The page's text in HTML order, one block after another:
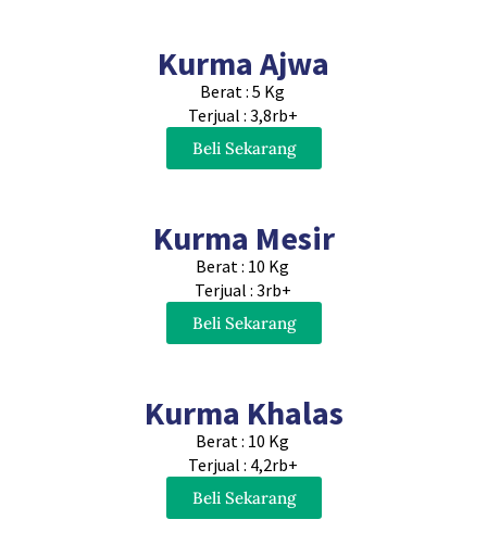
Kurma Ajwa
Berat : 5 Kg
Terjual : 3,8rb+
Beli Sekarang
Kurma Mesir
Berat : 10 Kg
Terjual : 3rb+
Beli Sekarang
Kurma Khalas
Berat : 10 Kg
Terjual : 4,2rb+
Beli Sekarang